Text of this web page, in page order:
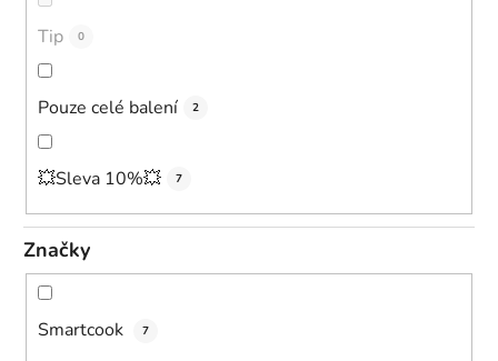
Tip 0
Pouze celé balení 2
💥Sleva 10%💥 7
Značky
Smartcook 7